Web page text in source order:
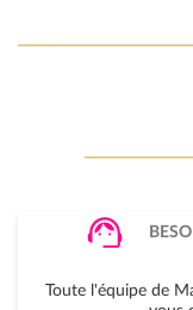
Toute l'équipe de